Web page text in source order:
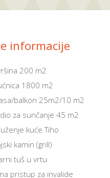
informacije
200 m2
1800 m2
balkon 25m2/10 m2
za sunčanje 45 m2
kuće Tiho
kamin (grill)
tuš u vrtu
pristup za invalide